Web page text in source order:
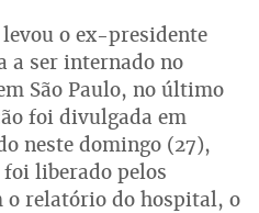
o ex-presidente
a ser internado no
São Paulo, no último
foi divulgada em
neste domingo (27),
liberado pelos
o relatório do hospital, o